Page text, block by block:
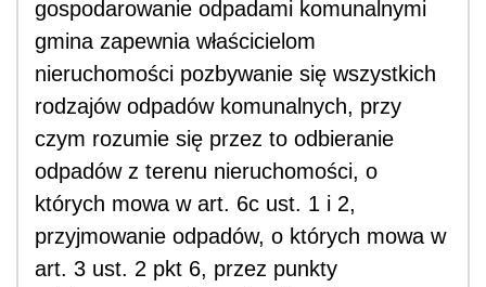
gospodarowanie odpadami komunalnymi
gmina zapewnia właścicielom
nieruchomości pozbywanie się wszystkich
rodzajów odpadów komunalnych, przy
czym rozumie się przez to odbieranie
odpadów z terenu nieruchomości, o
których mowa w art. 6c ust. 1 i 2,
przyjmowanie odpadów, o których mowa w
art. 3 ust. 2 pkt 6, przez punkty